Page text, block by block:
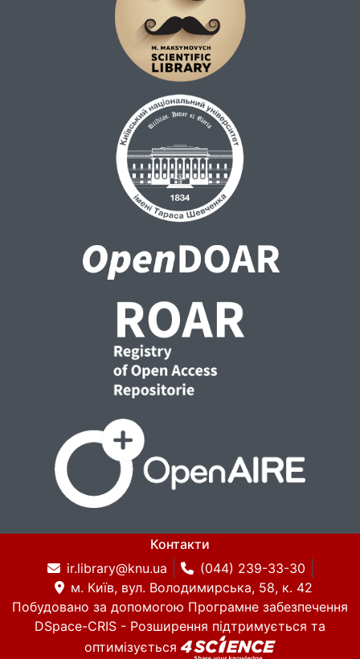
Контакти
ir.library@knu.ua
(044) 239-33-30
м. Київ, вул. Володимирська, 58, к. 42
Побудовано за допомогою Програмне забезпечення
DSpace-CRIS - Розширення підтримується та
оптимізується